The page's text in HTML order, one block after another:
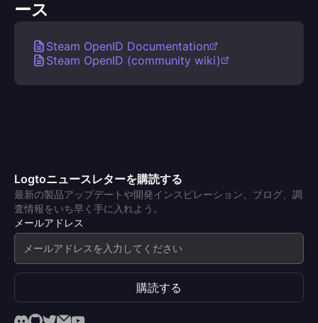
ース
Steam OpenID Documentation
Steam OpenID (community wiki)
Logtoニュースレターを購読する
最新の製品アップデートや開発インスピレーション、ブログ、調
査情報をいち早く手に入れよう。
メールアドレス
購読する